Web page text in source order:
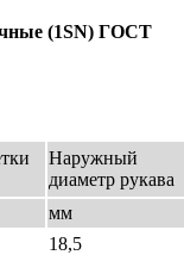
(1SN) ГОСТ
Наружный
диаметр рукава
мм
18,5